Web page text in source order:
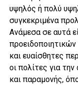
.
.
υψηλός ή πολύ
συγκεκριμένα
Ανάμεσα σε αυτά
και ευαίσθητες
οι πολίτες για
και παραμονής,